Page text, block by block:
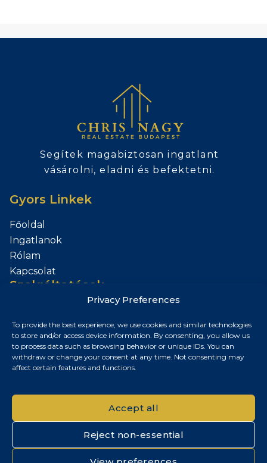
Privacy Preferences
To provide the best experience, we use cookies and similar technologies
to store and/or access device information. By consenting, you allow us
to process data such as browsing behavior or unique IDs. You can
withdraw or change your consent at any time. Not consenting may
affect certain features and functions.
Accept all
Reject non-essential
Segítek magabiztosan ingatlant
vásárolni, eladni és befektetni.
Gyors Linkek
Főoldal
Ingatlanok
Rólam
Kapcsolat
Szolgáltatások
Kapcsolat
Budapest, Magyarország
+36 30 687 6790
© 2026 Chris Nagy Real Estate. Minden jog fenntartva.